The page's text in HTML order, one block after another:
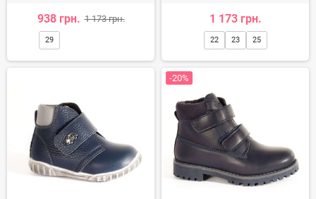
938 грн. 1 173 грн.
29
1 173 грн.
22 23 25
-20%